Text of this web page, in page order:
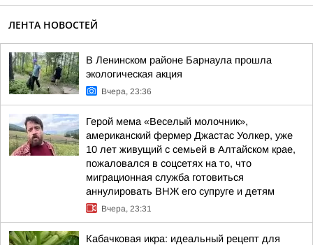
ЛЕНТА НОВОСТЕЙ
В Ленинском районе Барнаула прошла
экологическая акция
Вчера, 23:36
Герой мема «Веселый молочник»,
американский фермер Джастас Уолкер, уже
10 лет живущий с семьей в Алтайском крае,
пожаловался в соцсетях на то, что
миграционная служба готовиться
аннулировать ВНЖ его супруге и детям
Вчера, 23:31
Кабачковая икра: идеальный рецепт для